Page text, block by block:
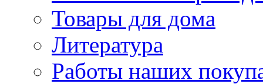
Товары для дома
Литература
Работы наших